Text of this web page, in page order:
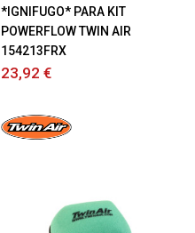
*IGNIFUGO* PARA KIT
POWERFLOW TWIN AIR
154213FRX
23,92 €